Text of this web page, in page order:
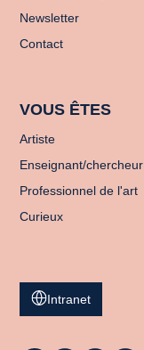
Newsletter
Contact
VOUS ÊTES
Artiste
Enseignant/chercheur
Professionnel de l'art
Curieux
Intranet